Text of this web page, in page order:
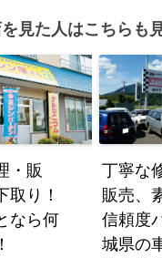
見た人はこちらも
・販
取り！
なら何
丁寧な
販売、
信頼度
城県の